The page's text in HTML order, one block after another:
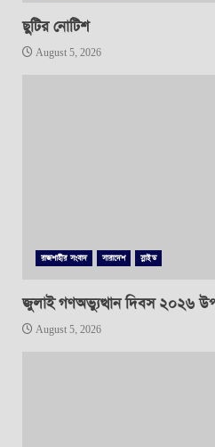
ছুটির নোটিশ
August 5, 2026
রাজশাহীর সংবাদ সারাদেশ স্লাইড
জুলাই গণঅভ্যুত্থান দিবস ২০২৬
August 5, 2026